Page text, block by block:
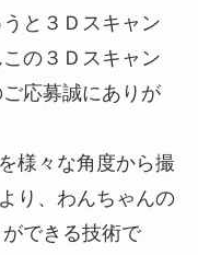
と３Ｄスキャン
の３Ｄスキャン
応募誠にありが
様々な角度から撮
り、わんちゃんの
ができる技術で